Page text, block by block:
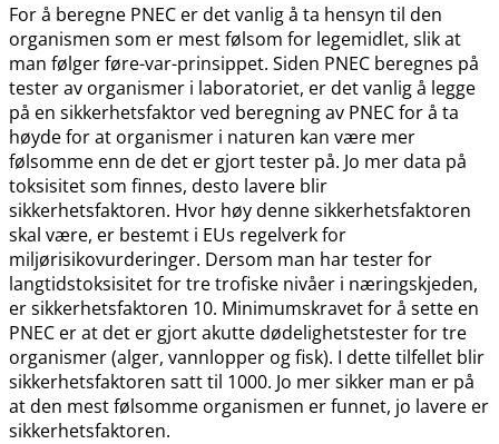
For å beregne PNEC er det vanlig å ta hensyn til den
organismen som er mest følsom for legemidlet, slik at
man følger føre-var-prinsippet. Siden PNEC beregnes på
tester av organismer i laboratoriet, er det vanlig å legge
på en sikkerhetsfaktor ved beregning av PNEC for å ta
høyde for at organismer i naturen kan være mer
følsomme enn de det er gjort tester på. Jo mer data på
toksisitet som finnes, desto lavere blir
sikkerhetsfaktoren. Hvor høy denne sikkerhetsfaktoren
skal være, er bestemt i EUs regelverk for
miljørisikovurderinger. Dersom man har tester for
langtidstoksisitet for tre trofiske nivåer i næringskjeden,
er sikkerhetsfaktoren 10. Minimumskravet for å sette en
PNEC er at det er gjort akutte dødelighetstester for tre
organismer (alger, vannlopper og fisk). I dette tilfellet blir
sikkerhetsfaktoren satt til 1000. Jo mer sikker man er på
at den mest følsomme organismen er funnet, jo lavere er
sikkerhetsfaktoren.